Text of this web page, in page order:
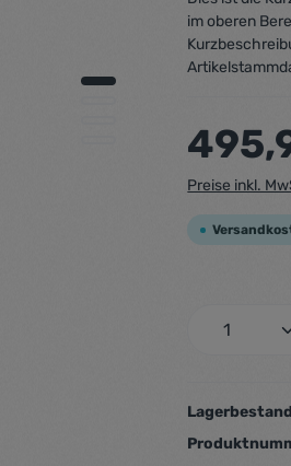
im oberen
Preise inkl.